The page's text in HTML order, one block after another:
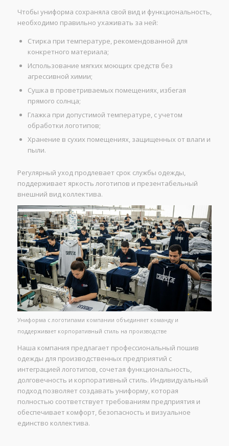
Чтобы униформа сохраняла свой вид и функциональность,
необходимо правильно ухаживать за ней:
Стирка при температуре, рекомендованной для
конкретного материала;
Использование мягких моющих средств без
агрессивной химии;
Сушка в проветриваемых помещениях, избегая
прямого солнца;
Глажка при допустимой температуре, с учетом
обработки логотипов;
Хранение в сухих помещениях, защищенных от влаги и
пыли.
Регулярный уход продлевает срок службы одежды,
поддерживает яркость логотипов и презентабельный
внешний вид коллектива.
Униформа с логотипами компании объединяет команду и
поддерживает корпоративный стиль на производстве
Наша компания предлагает профессиональный пошив
одежды для производственных предприятий с
интеграцией логотипов, сочетая функциональность,
долговечность и корпоративный стиль. Индивидуальный
подход позволяет создавать униформу, которая
полностью соответствует требованиям предприятия и
обеспечивает комфорт, безопасность и визуальное
единство коллектива.